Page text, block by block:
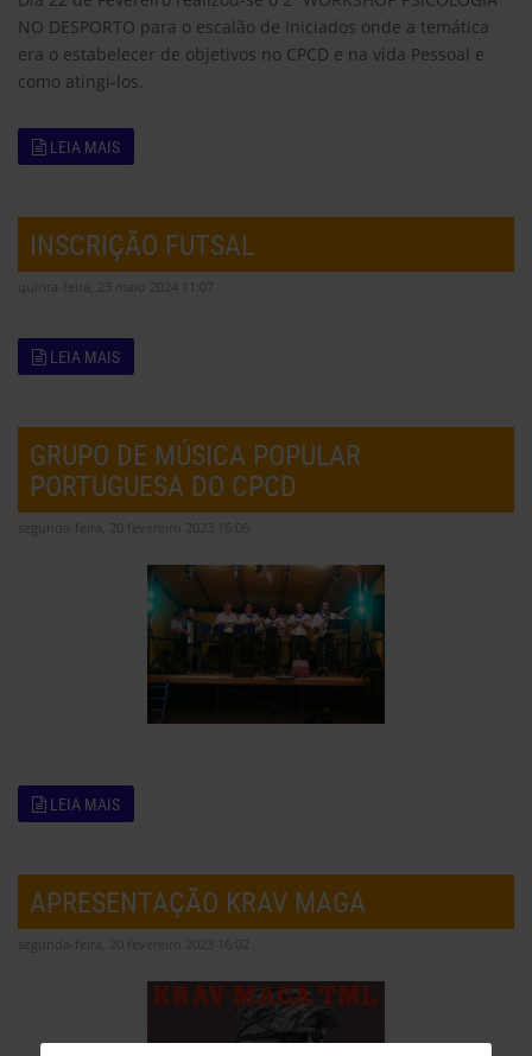
NO DESPORTO para o escalão de Iniciados onde a temática
era o estabelecer de objetivos no CPCD e na vida Pessoal e
como atingi-los.
LEIA MAIS
INSCRIÇÃO FUTSAL
quinta-feira, 23 maio 2024 11:07
LEIA MAIS
GRUPO DE MÚSICA POPULAR
PORTUGUESA DO CPCD
segunda-feira, 20 fevereiro 2023 16:06
LEIA MAIS
APRESENTAÇÃO KRAV MAGA
segunda-feira, 20 fevereiro 2023 16:02